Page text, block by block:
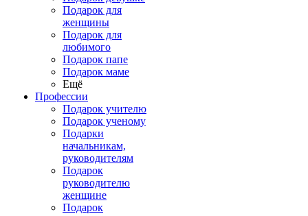
Подарок для
женщины
Подарок для
любимого
Подарок папе
Подарок маме
Ещё
Профессии
Подарок учителю
Подарок ученому
Подарки
начальникам,
руководителям
Подарок
руководителю
женщине
Подарок